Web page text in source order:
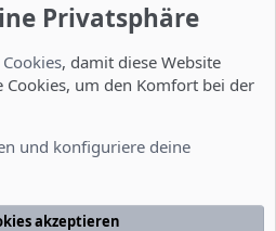
Datenschutzerklärung
Privatsphäre
Cookies, damit diese Website
um den Komfort bei der
und konfiguriere deine
akzeptieren